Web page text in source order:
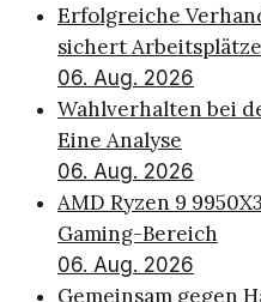
Erfolgreiche
sichert
06. Aug. 2026
Wahlverhalten bei
Eine Analyse
06. Aug. 2026
AMD Ryzen 9
Gaming-Bereich
06. Aug. 2026
Gemeinsam gegen